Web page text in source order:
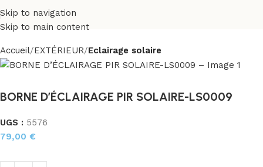
Skip to navigation
Skip to main content
Accueil EXTÉRIEUR Eclairage solaire
BORNE D’ÉCLAIRAGE PIR SOLAIRE-LS0009
UGS : 5576
79,00 €